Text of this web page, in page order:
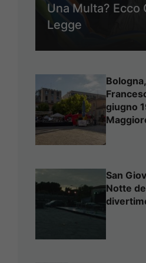
Una Multa? Ecco
Legge
giugno
San
Notte